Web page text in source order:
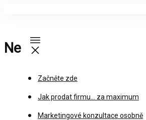
Začněte zde
Jak prodat firmu… za maximum
Marketingové konzultace osobně
Ne